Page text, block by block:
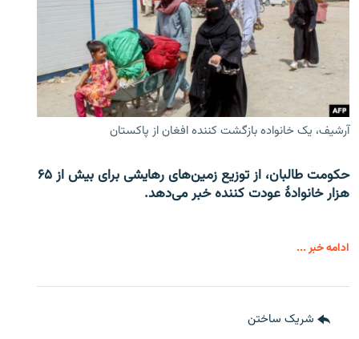
آرشیف، یک خانواده بازگشت کننده افغان از پاکستان
حکومت طالبان، از توزیع زمین‌های رهایشی برای بیش از ۶۵
هزار خانوادۀ عودت کننده خبر می‌دهد.
ادامه خبر ...
شریک ساختن